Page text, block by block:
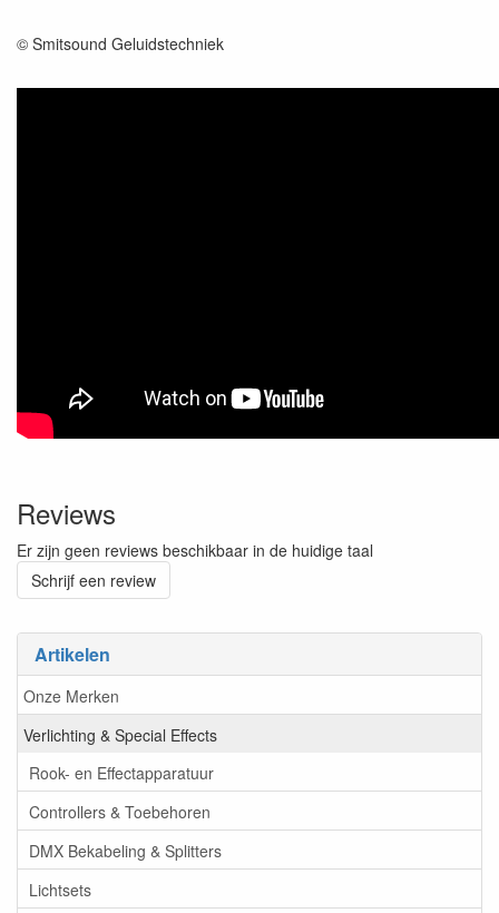
Artikelen
Onze Merken
Verlichting & Special Effects
Rook- en Effectapparatuur
Controllers & Toebehoren
DMX Bekabeling & Splitters
Lichtsets
© Smitsound Geluidstechniek
Reviews
Er zijn geen reviews beschikbaar in de huidige taal
Schrijf een review